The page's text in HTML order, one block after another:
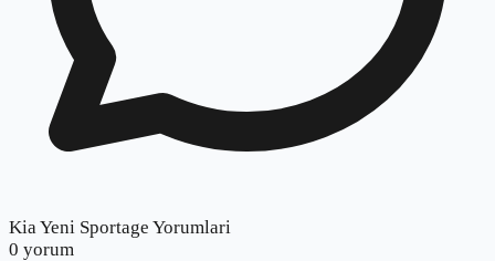
Kia Yeni Sportage Yorumlari
0 yorum